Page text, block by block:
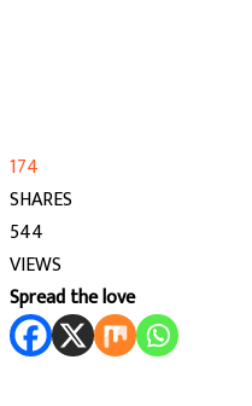
174
SHARES
544
VIEWS
Spread the love